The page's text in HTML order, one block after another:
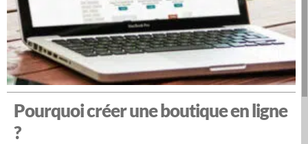
Pourquoi créer une boutique en ligne
?